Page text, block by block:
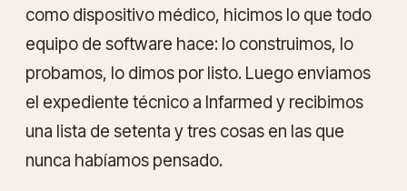
como dispositivo médico, hicimos lo que todo
equipo de software hace: lo construimos, lo
probamos, lo dimos por listo. Luego enviamos
el expediente técnico a Infarmed y recibimos
una lista de setenta y tres cosas en las que
nunca habíamos pensado.